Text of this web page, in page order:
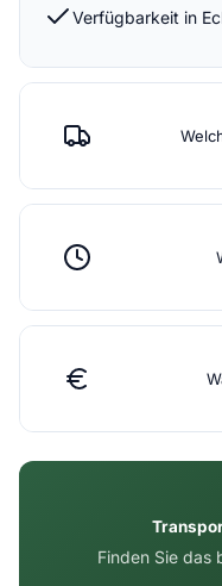
Verfügbarkeit in
Finden Sie das